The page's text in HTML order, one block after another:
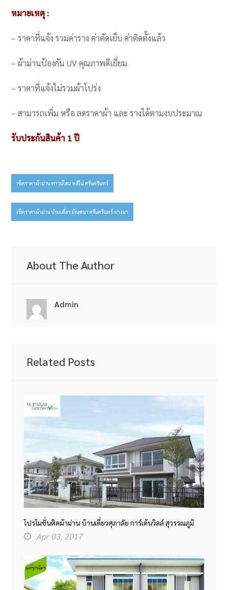
หมายเหตุ :
– ราคาที่แจ้ง รวมค่าราง ค่าตัดเย็บ ค่าติดตั้งแล้ว
– ผ้าม่านป้องกัน UV คุณภาพดีเยี่ยม
– ราคาที่แจ้งไม่รวมผ้าโปร่ง
– สามารถเพิ่ม หรือ ลดราคาผ้า และ รางได้ตามงบประมาณ
รับประกันสินค้า 1 ปี
Post
navigation
เช็คราคาผ้าม่าน ทาวน์โฮม พลีโน่ ศรีนครินทร์
เช็คราคาผ้าม่าน บ้านเดี่ยว มัณฑนา ศรีนครินทร์-บางนา
About The Author
Admin
Related Posts
โปรโมชั่นติดผ้าม่าน บ้านเดี่ยวศุภาลัย การ์เด้นวิลล์ สุวรรณภูมิ
Apr 03, 2017